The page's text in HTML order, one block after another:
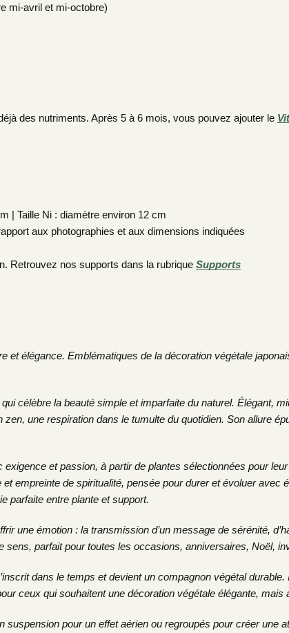
mi-avril et mi-octobre)
des nutriments. Après 5 à 6 mois, vous pouvez ajouter le
| Taille Ni : diamètre environ 12 cm
aux photographies et aux dimensions indiquées
Retrouvez nos supports dans la rubrique Supports
et élégance. Emblématiques de la décoration végétale
célèbre la beauté simple et imparfaite du naturel. Élégant,
zen, une respiration dans le tumulte du quotidien. Son allure
et passion, à partir de plantes sélectionnées pour
empreinte de spiritualité, pensée pour durer et évoluer avec
parfaite entre plante et support.
une émotion : la transmission d’un message de sérénité,
sens, parfait pour toutes les occasions, anniversaires, Noël,
dans le temps et devient un compagnon végétal
ceux qui souhaitent une décoration végétale élégante,
pour un effet aérien ou regroupés pour créer une